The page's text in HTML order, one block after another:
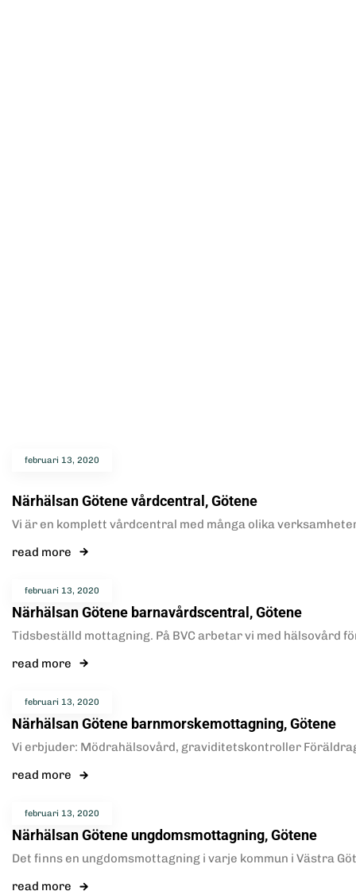
februari 13, 2020
Närhälsan Götene vårdcentral, Götene
Vi är en komplett vårdcentral med många olika
read more
februari 13, 2020
Närhälsan Götene barnavårdscentral, Götene
Tidsbeställd mottagning. På BVC arbetar vi med hälsovård
read more
februari 13, 2020
Närhälsan Götene barnmorskemottagning, Götene
Vi erbjuder: Mödrahälsovård, graviditetskontroller
read more
februari 13, 2020
Närhälsan Götene ungdomsmottagning, Götene
Det finns en ungdomsmottagning i varje kommun i Västra
read more